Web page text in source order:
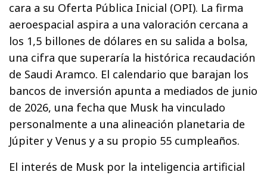
cara a su Oferta Pública Inicial (OPI). La firma
aeroespacial aspira a una valoración cercana a
los 1,5 billones de dólares en su salida a bolsa,
una cifra que superaría la histórica recaudación
de Saudi Aramco. El calendario que barajan los
bancos de inversión apunta a mediados de junio
de 2026, una fecha que Musk ha vinculado
personalmente a una alineación planetaria de
Júpiter y Venus y a su propio 55 cumpleaños.
El interés de Musk por la inteligencia artificial